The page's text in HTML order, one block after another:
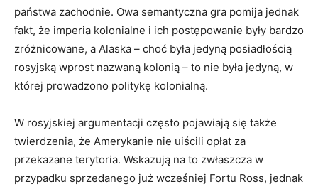
państwa zachodnie. Owa semantyczna gra pomija jednak
fakt, że imperia kolonialne i ich postępowanie były bardzo
zróżnicowane, a Alaska – choć była jedyną posiadłością
rosyjską wprost nazwaną kolonią – to nie była jedyną, w
której prowadzono politykę kolonialną.
W rosyjskiej argumentacji często pojawiają się także
twierdzenia, że Amerykanie nie uiścili opłat za
przekazane terytoria. Wskazują na to zwłaszcza w
przypadku sprzedanego już wcześniej Fortu Ross, jednak